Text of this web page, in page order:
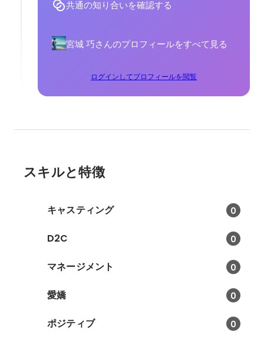
共通の知り合いを確認する
宮城 巧さんのプロフィールをすべて見る
ログインしてプロフィールを閲覧
スキルと特徴
キャスティング 0
D2C 0
マネージメント 0
愛嬌 0
ポジティブ 0